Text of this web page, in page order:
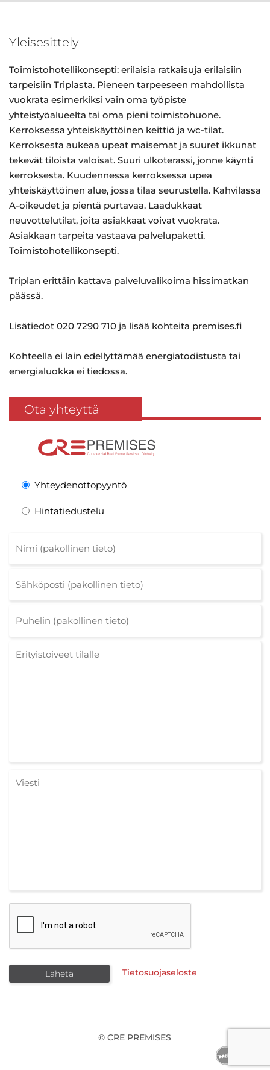
Yleisesittely
Toimistohotellikonsepti: erilaisia ratkaisuja erilaisiin
tarpeisiin Triplasta. Pieneen tarpeeseen mahdollista
vuokrata esimerkiksi vain oma työpiste
yhteistyöalueelta tai oma pieni toimistohuone.
Kerroksessa yhteiskäyttöinen keittiö ja wc-tilat.
Kerroksesta aukeaa upeat maisemat ja suuret ikkunat
tekevät tiloista valoisat. Suuri ulkoterassi, jonne käynti
kerroksesta. Kuudennessa kerroksessa upea
yhteiskäyttöinen alue, jossa tilaa seurustella. Kahvilassa
A-oikeudet ja pientä purtavaa. Laadukkaat
neuvottelutilat, joita asiakkaat voivat vuokrata.
Asiakkaan tarpeita vastaava palvelupaketti.
Toimistohotellikonsepti.
Triplan erittäin kattava palveluvalikoima hissimatkan
päässä.
Lisätiedot 020 7290 710 ja lisää kohteita premises.fi
Kohteella ei lain edellyttämää energiatodistusta tai
energialuokka ei tiedossa.
Ota yhteyttä
Yhteydenottopyyntö
Hintatiedustelu
Tietosuojaseloste
© CRE PREMISES